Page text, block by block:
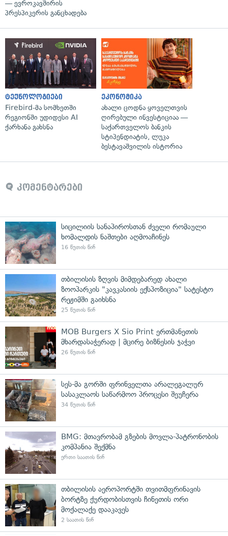
— ევროკავშირის
პრესპიკერის განცხადება
ტექნოლოგიები
Firebird-მა სომხეთში
რეგიონში უდიდესი AI
ქარხანა გახსნა
ეკონომიკა
ახალი ცოდნა ყოველთვის
ღირებული ინვესტიციაა —
საქართველოს ბანკის
სტიპენდიატის, ლუკა
ბესტავაშვილის ისტორია
კომენტარები
სიცილიის სანაპიროსთან ძველი რომაული
ხომალდის ნაშთები აღმოაჩინეს
16 წუთის წინ
თბილისის ზღვის მიმდებარედ ახალი
ზოოპარკის "კავკასიის ექსპოზიცია" სატესტო
რეჟიმში გაიხსნა
25 წუთის წინ
MOB Burgers X Sio Print ერთმანეთის
მხარდასაჭერად | მცირე ბიზნესის ჯაჭვი
26 წუთის წინ
სეს-მა გორში ფრინველთა არალეგალურ
სასაკლაოს საწარმოო პროცესი შეუჩერა
34 წუთის წინ
BMG: მთავრობამ გზების მოვლა-პატრონობის
კომპანია შექმნა
ერთი საათის წინ
თბილისის აეროპორტში თვითმფრინავის
ბორტზე ქურდობისთვის ჩინეთის ორი
მოქალაქე დააკავეს
2 საათის წინ